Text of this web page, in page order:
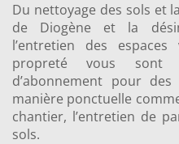
Du nettoyage des sols et
de Diogène et la
l’entretien des
propreté vous sont
d’abonnement pour
manière ponctuelle
chantier, l’entretien de
sols.